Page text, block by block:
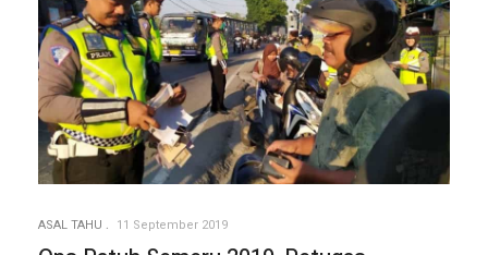
ASAL TAHU 11 September 2019